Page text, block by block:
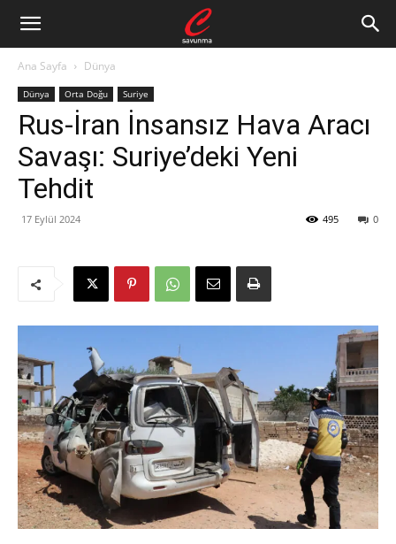
Ana Sayfa Dünya
Dünya Orta Doğu Suriye
Rus-İran İnsansız Hava Aracı
Savaşı: Suriye’deki Yeni
Tehdit
17 Eylül 2024 0
495